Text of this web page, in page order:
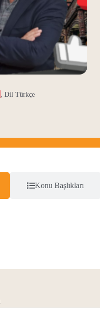
, Dil Türkçe
Konu Başlıkları